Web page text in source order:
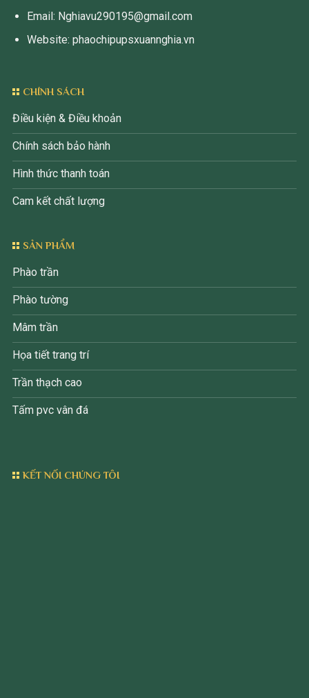
Email: Nghiavu290195@gmail.com
Website: phaochipupsxuannghia.vn
CHÍNH SÁCH
Điều kiện & Điều khoản
Chính sách bảo hành
Hình thức thanh toán
Cam kết chất lượng
SẢN PHẨM
Phào trần
Phào tường
Mâm trần
Họa tiết trang trí
Trần thạch cao
Tấm pvc vân đá
KẾT NỐI CHÚNG TÔI